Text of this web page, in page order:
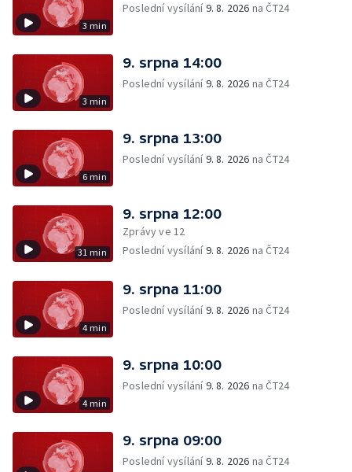
3 min
Poslední vysílání9. 8. 2026 na ČT24
3 min
9. srpna 14:00
Poslední vysílání9. 8. 2026 na ČT24
6 min
9. srpna 13:00
Poslední vysílání9. 8. 2026 na ČT24
31 min
9. srpna 12:00
Zprávy ve 12
Poslední vysílání9. 8. 2026 na ČT24
4 min
9. srpna 11:00
Poslední vysílání9. 8. 2026 na ČT24
4 min
9. srpna 10:00
Poslední vysílání9. 8. 2026 na ČT24
9. srpna 09:00
Poslední vysílání9. 8. 2026 na ČT24